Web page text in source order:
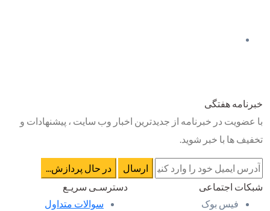
خبرنامه هفتگی
با عضویت در خبرنامه از جدیدترین اخبار وب سایت ، پیشنهادات و
تخفیف ها با خبر شوید.
شبکات اجتماعی
فیس بوک
دسترسـی سریـع
سوالات متداول